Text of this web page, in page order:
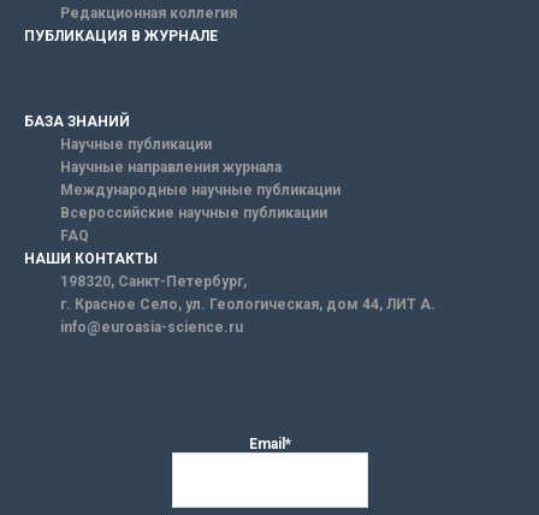
Редакционная коллегия
ПУБЛИКАЦИЯ В ЖУРНАЛЕ
БАЗА ЗНАНИЙ
Научные публикации
Научные направления журнала
Международные научные публикации
Всероссийские научные публикации
FAQ
НАШИ КОНТАКТЫ
198320, Санкт-Петербург,
г. Красное Село, ул. Геологическая, дом 44, ЛИТ А.
info@euroasia-science.ru
Email*